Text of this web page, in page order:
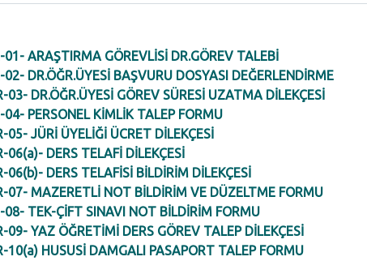
01- ARAŞTIRMA GÖREVLİSİ DR.GÖREV TALEBİ
02- DR.ÖĞR.ÜYESİ BAŞVURU DOSYASI DEĞERLENDİRME
03- DR.ÖĞR.ÜYESİ GÖREV SÜRESİ UZATMA DİLEKÇESİ
04- PERSONEL KİMLİK TALEP FORMU
05- JÜRİ ÜYELİĞİ ÜCRET DİLEKÇESİ
06(a)- DERS TELAFİ DİLEKÇESİ
06(b)- DERS TELAFİSİ BİLDİRİM DİLEKÇESİ
07- MAZERETLİ NOT BİLDİRİM VE DÜZELTME FORMU
08- TEK-ÇİFT SINAVI NOT BİLDİRİM FORMU
09- YAZ ÖĞRETİMİ DERS GÖREV TALEP DİLEKÇESİ
10(a) HUSUSİ DAMGALI PASAPORT TALEP FORMU